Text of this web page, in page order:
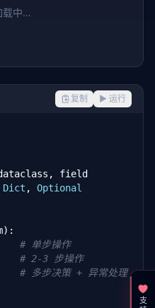
载中…
复制 ▶ 运行
Dict , Optional
# 单步操作
# 2-3 步操作
# 多步决策 + 异常处理